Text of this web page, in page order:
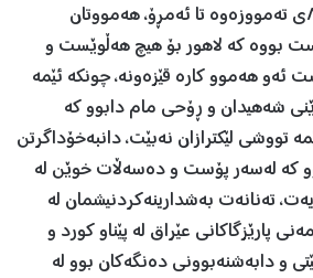
لە سەرەتای کەتنەکەی ٨ی تەمووزەوە تا ئەمڕۆ، هەمووتان
بووە کە لاهور بۆ هیچ هەڵوێست و
ئەو هەموو کارە قێزەونە، چونکە ئێمە
شەهیدان و ڕۆحی مام دابوو کە
تووشی لێکترازان نەبێت، دانبەخۆداگرتن
کە لەسەر پۆست و دەسەڵات خوێن لە
تەنانەت بەشدارینەکردنیشمان لە
پارێزگاکانی عێراق لە پێناو کورد و
و دابەشنەبوونی دەنگەکان بوو لە